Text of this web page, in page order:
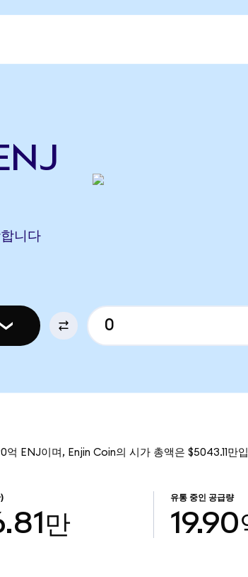
니다
ENJ이며, Enjin Coin의 시가 총액은 $5043.11만
만
유통 중인 공급량
19.90